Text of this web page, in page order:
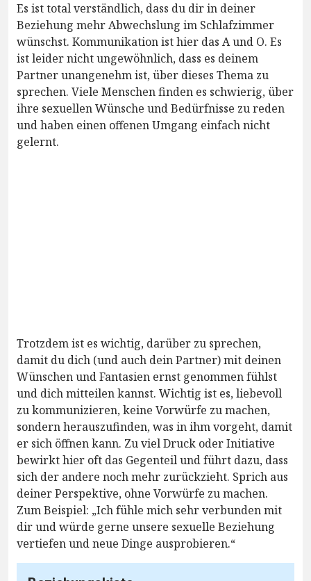
Es ist total verständlich, dass du dir in deiner
Beziehung mehr Abwechslung im Schlafzimmer
wünschst. Kommunikation ist hier das A und O. Es
ist leider nicht ungewöhnlich, dass es deinem
Partner unangenehm ist, über dieses Thema zu
sprechen. Viele Menschen finden es schwierig, über
ihre sexuellen Wünsche und Bedürfnisse zu reden
und haben einen offenen Umgang einfach nicht
gelernt.
Trotzdem ist es wichtig, darüber zu sprechen,
damit du dich (und auch dein Partner) mit deinen
Wünschen und Fantasien ernst genommen fühlst
und dich mitteilen kannst. Wichtig ist es, liebevoll
zu kommunizieren, keine Vorwürfe zu machen,
sondern herauszufinden, was in ihm vorgeht, damit
er sich öffnen kann. Zu viel Druck oder Initiative
bewirkt hier oft das Gegenteil und führt dazu, dass
sich der andere noch mehr zurückzieht. Sprich aus
deiner Perspektive, ohne Vorwürfe zu machen.
Zum Beispiel: „Ich fühle mich sehr verbunden mit
dir und würde gerne unsere sexuelle Beziehung
vertiefen und neue Dinge ausprobieren.“